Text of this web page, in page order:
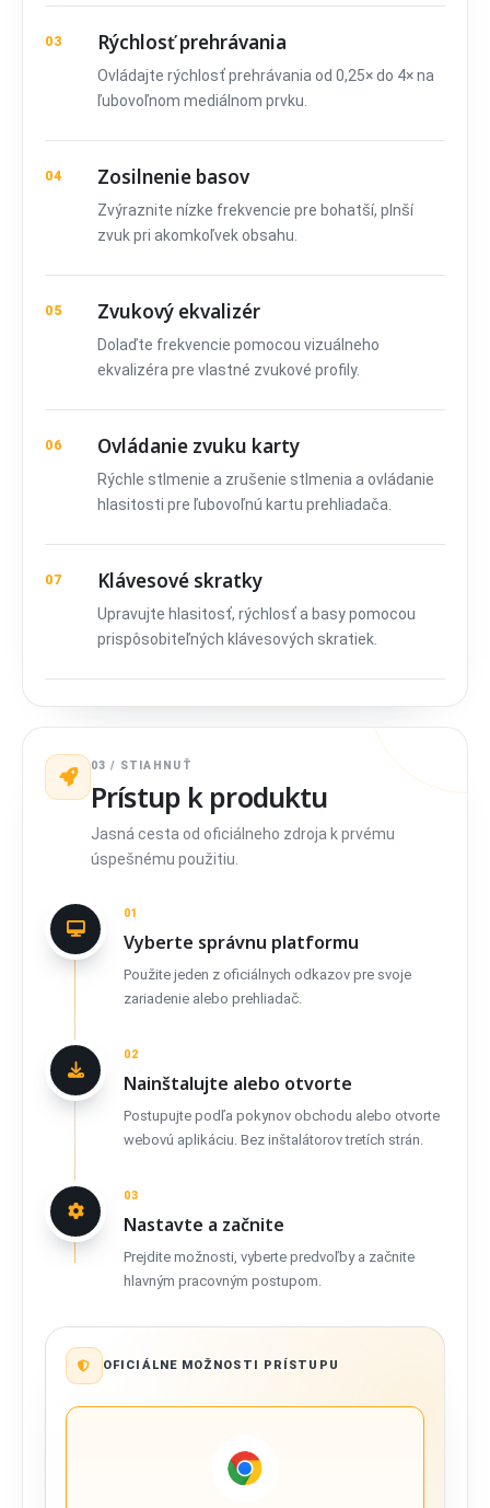
03 Rýchlosť prehrávania
Ovládajte rýchlosť prehrávania od 0,25× do 4× na
ľubovoľnom mediálnom prvku.
04 Zosilnenie basov
Zvýraznite nízke frekvencie pre bohatší, plnší
zvuk pri akomkoľvek obsahu.
05 Zvukový ekvalizér
Dolaďte frekvencie pomocou vizuálneho
ekvalizéra pre vlastné zvukové profily.
06 Ovládanie zvuku karty
Rýchle stlmenie a zrušenie stlmenia a ovládanie
hlasitosti pre ľubovoľnú kartu prehliadača.
07 Klávesové skratky
Upravujte hlasitosť, rýchlosť a basy pomocou
prispôsobiteľných klávesových skratiek.
03 / STIAHNUŤ
Prístup k produktu
Jasná cesta od oficiálneho zdroja k prvému
úspešnému použitiu.
01
Vyberte správnu platformu
Použite jeden z oficiálnych odkazov pre svoje
zariadenie alebo prehliadač.
02
Nainštalujte alebo otvorte
Postupujte podľa pokynov obchodu alebo otvorte
webovú aplikáciu. Bez inštalátorov tretích strán.
03
Nastavte a začnite
Prejdite možnosti, vyberte predvoľby a začnite
hlavným pracovným postupom.
OFICIÁLNE MOŽNOSTI PRÍSTUPU